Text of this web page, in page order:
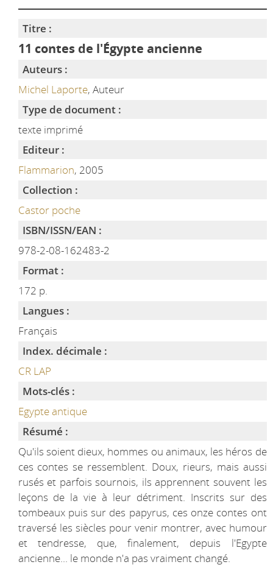
Titre :
11 contes de l'Égypte ancienne
Auteurs :
Michel Laporte, Auteur
Type de document :
texte imprimé
Editeur :
Flammarion, 2005
Collection :
Castor poche
ISBN/ISSN/EAN :
978-2-08-162483-2
Format :
172 p.
Langues :
Français
Index. décimale :
CR LAP
Mots-clés :
Egypte antique
Résumé :
Qu'ils soient dieux, hommes ou animaux, les héros de
ces contes se ressemblent. Doux, rieurs, mais aussi
rusés et parfois sournois, ils apprennent souvent les
leçons de la vie à leur détriment. Inscrits sur des
tombeaux puis sur des papyrus, ces onze contes ont
traversé les siècles pour venir montrer, avec humour
et tendresse, que, finalement, depuis l'Egypte
ancienne... le monde n'a pas vraiment changé.